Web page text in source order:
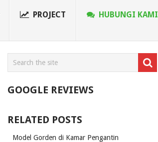
PROJECT HUBUNGI KAMI
GOOGLE REVIEWS
RELATED POSTS
Model Gorden di Kamar Pengantin